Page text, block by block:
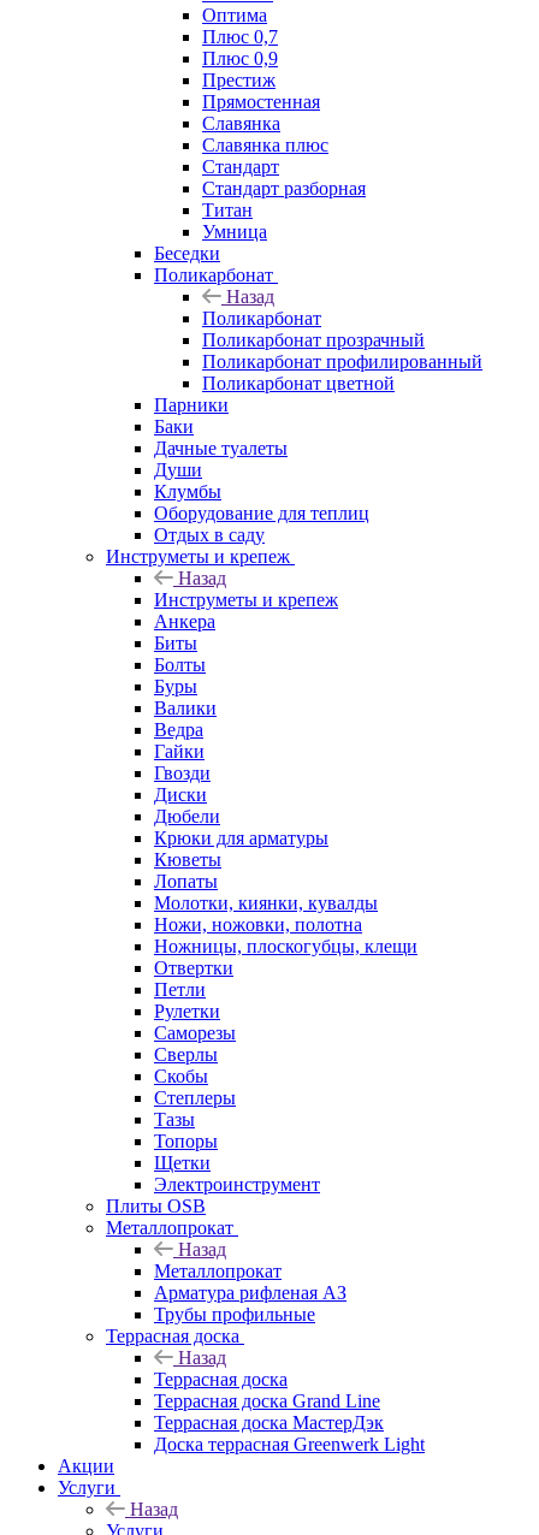
Оптима
Плюс 0,7
Плюс 0,9
Престиж
Прямостенная
Славянка
Славянка плюс
Стандарт
Стандарт разборная
Титан
Умница
Беседки
Поликарбонат
Назад
Поликарбонат
Поликарбонат прозрачный
Поликарбонат профилированный
Поликарбонат цветной
Парники
Баки
Дачные туалеты
Души
Клумбы
Оборудование для теплиц
Отдых в саду
Инструметы и крепеж
Назад
Инструметы и крепеж
Анкера
Биты
Болты
Буры
Валики
Ведра
Гайки
Гвозди
Диски
Дюбели
Крюки для арматуры
Кюветы
Лопаты
Молотки, киянки, кувалды
Ножи, ножовки, полотна
Ножницы, плоскогубцы, клещи
Отвертки
Петли
Рулетки
Саморезы
Сверлы
Скобы
Степлеры
Тазы
Топоры
Щетки
Электроинструмент
Плиты OSB
Металлопрокат
Назад
Металлопрокат
Арматура рифленая АЗ
Трубы профильные
Террасная доска
Назад
Террасная доска
Террасная доска Grand Line
Террасная доска МастерДэк
Доска террасная Greenwerk Light
Акции
Услуги
Назад
Услуги